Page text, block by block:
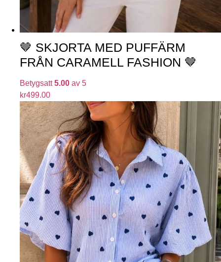
🤎 SKJORTA MED PUFFÄRM
FRÅN CARAMELL FASHION 🤎
Betygsatt5.00 av 5
kr499.00